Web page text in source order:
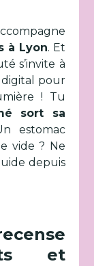
à Lyon. Et
s’invite à
digital pour
! Tu
sort sa
estomac
vide ? Ne
depuis
et